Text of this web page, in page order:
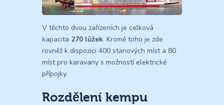
V těchto dvou zařízeních je celková
kapacita 270 lůžek. Kromě toho je zde
rovněž k dispozici 400 stanových míst a 80
míst pro karavany s možností elektrické
přípojky.
Rozdělení kempu